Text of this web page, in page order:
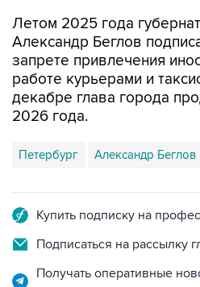
Летом 2025 года
Александр Беглов
запрете привлечения
работе курьерами и
декабре глава города
2026 года.
Петербург Александр Беглов
Купить подписку на
Подписаться на рассылку
Получать оперативные